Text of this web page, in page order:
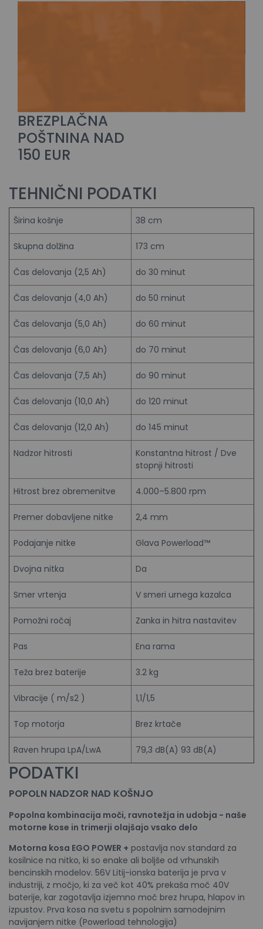
BREZPLAČNA
POŠTNINA NAD
150 EUR
TEHNIČNI PODATKI
Širina košnje 38 cm
Skupna dolžina 173 cm
Čas delovanja (2,5 Ah) do 30 minut
Čas delovanja (4,0 Ah) do 50 minut
Čas delovanja (5,0 Ah) do 60 minut
Čas delovanja (6,0 Ah) do 70 minut
Čas delovanja (7,5 Ah) do 90 minut
Čas delovanja (10,0 Ah) do 120 minut
Čas delovanja (12,0 Ah) do 145 minut
Nadzor hitrosti
Konstantna hitrost / Dve
stopnji hitrosti
Hitrost brez obremenitve 4.000–5.800 rpm
Premer dobavljene nitke 2,4 mm
Podajanje nitke Glava Powerload™
Dvojna nitka Da
Smer vrtenja V smeri urnega kazalca
Pomožni ročaj Zanka in hitra nastavitev
Pas Ena rama
Teža brez baterije 3.2 kg
Vibracije ( m/s2 ) 1,1/1,5
Top motorja Brez krtače
Raven hrupa LpA/LwA 79,3 dB(A) 93 dB(A)
PODATKI
POPOLN NADZOR NAD KOŠNJO
Popolna kombinacija moči, ravnotežja in udobja - naše
motorne kose in trimerji olajšajo vsako delo
Motorna kosa EGO POWER + postavlja nov standard za
kosilnice na nitko, ki so enake ali boljše od vrhunskih
bencinskih modelov. 56V Litij-ionska baterija je prva v
industriji, z močjo, ki za več kot 40% prekaša moč 40V
baterije, kar zagotavlja izjemno moč brez hrupa, hlapov in
izpustov. Prva kosa na svetu s popolnim samodejnim
navijanjem nitke (Powerload tehnologija)